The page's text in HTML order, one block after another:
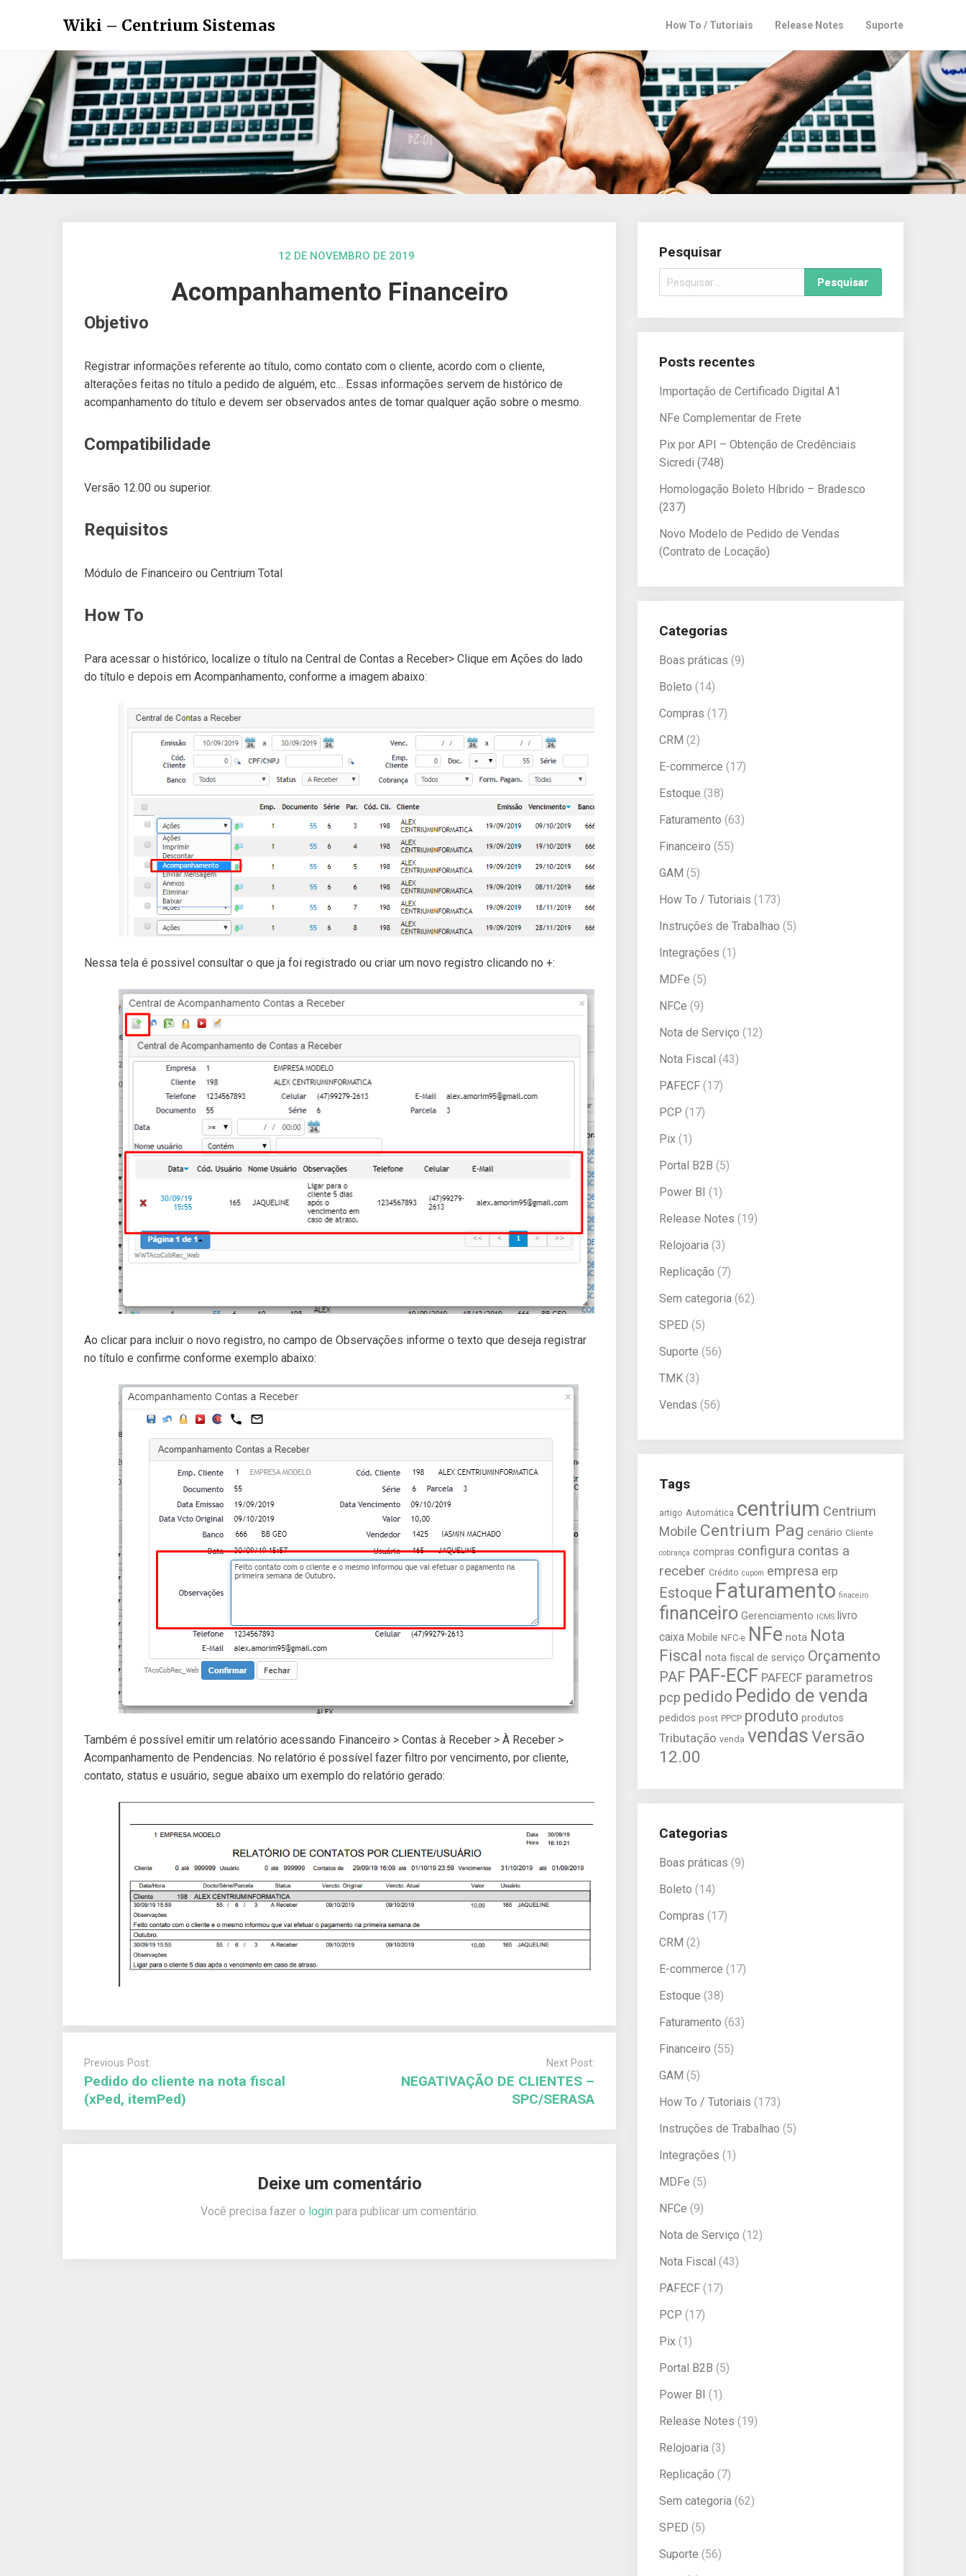
Wiki – Centrium Sistemas How To / Tutoriais Release Notes Suporte
12 DE NOVEMBRO DE 2019
Acompanhamento Financeiro
Objetivo
Registrar informações referente ao título, como contato com o cliente, acordo com o cliente,
alterações feitas no título a pedido de alguém, etc… Essas informações servem de histórico de
acompanhamento do título e devem ser observados antes de tomar qualquer ação sobre o mesmo.
Compatibilidade
Versão 12.00 ou superior.
Requisitos
Módulo de Financeiro ou Centrium Total
How To
Para acessar o histórico, localize o título na Central de Contas a Receber> Clique em Ações do lado
do título e depois em Acompanhamento, conforme a imagem abaixo:
Nessa tela é possivel consultar o que ja foi registrado ou criar um novo registro clicando no +:
Ao clicar para incluir o novo registro, no campo de Observações informe o texto que deseja registrar
no título e confirme conforme exemplo abaixo:
Também é possível emitir um relatório acessando Financeiro > Contas à Receber > À Receber >
Acompanhamento de Pendencias. No relatório é possível fazer filtro por vencimento, por cliente,
contato, status e usuário, segue abaixo um exemplo do relatório gerado:
Previous Post:
Pedido do cliente na nota fiscal
(xPed, itemPed)
Next Post:
NEGATIVAÇÃO DE CLIENTES –
SPC/SERASA
Deixe um comentário
Você precisa fazer o login para publicar um comentário.
Pesquisar
Posts recentes
Importação de Certificado Digital A1
NFe Complementar de Frete
Pix por API – Obtenção de Credênciais
Sicredi (748)
Homologação Boleto Híbrido – Bradesco
(237)
Novo Modelo de Pedido de Vendas
(Contrato de Locação)
Categorias
Boas práticas (9)
Boleto (14)
Compras (17)
CRM (2)
E-commerce (17)
Estoque (38)
Faturamento (63)
Financeiro (55)
GAM (5)
How To / Tutoriais (173)
Instruções de Trabalhao (5)
Integrações (1)
MDFe (5)
NFCe (9)
Nota de Serviço (12)
Nota Fiscal (43)
PAFECF (17)
PCP (17)
Pix (1)
Portal B2B (5)
Power BI (1)
Release Notes (19)
Relojoaria (3)
Replicação (7)
Sem categoria (62)
SPED (5)
Suporte (56)
TMK (3)
Vendas (56)
Tags
artigo Automática centrium Centrium
Mobile Centrium Pag cenário Cliente
cobrança compras configura contas a
receber Crédito cupom empresa erp
Estoque Faturamento finaceiro
financeiro Gerenciamento ICMS livro
caixa Mobile NFC-e NFe nota Nota
Fiscal nota fiscal de serviço Orçamento
PAF PAF-ECF PAFECF parametros
pcp pedido Pedido de venda
pedidos post PPCP produto produtos
Tributação venda vendasVersão
12.00
Categorias
Boas práticas (9)
Boleto (14)
Compras (17)
CRM (2)
E-commerce (17)
Estoque (38)
Faturamento (63)
Financeiro (55)
GAM (5)
How To / Tutoriais (173)
Instruções de Trabalhao (5)
Integrações (1)
MDFe (5)
NFCe (9)
Nota de Serviço (12)
Nota Fiscal (43)
PAFECF (17)
PCP (17)
Pix (1)
Portal B2B (5)
Power BI (1)
Release Notes (19)
Relojoaria (3)
Replicação (7)
Sem categoria (62)
SPED (5)
Suporte (56)